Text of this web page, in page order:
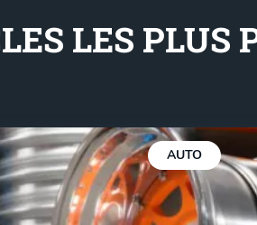
LES PLUS
AUTO